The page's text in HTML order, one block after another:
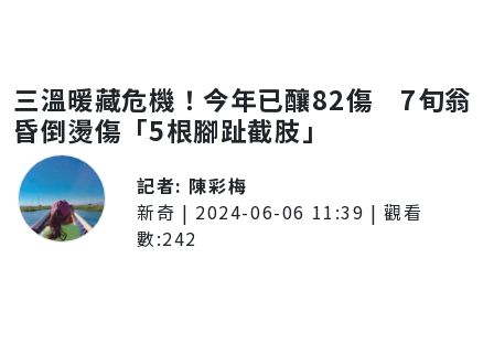
三溫暖藏危機！今年已釀82傷 7旬翁
昏倒燙傷「5根腳趾截肢」
記者: 陳彩梅
新奇 | 2024-06-06 11:39 | 觀看
數:242